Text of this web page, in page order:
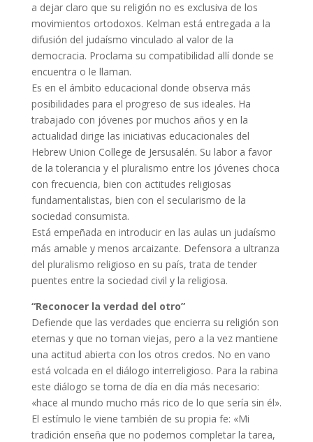
a dejar claro que su religión no es exclusiva de los
movimientos ortodoxos. Kelman está entregada a la
difusión del judaísmo vinculado al valor de la
democracia. Proclama su compatibilidad allí donde se
encuentra o le llaman.
Es en el ámbito educacional donde observa más
posibilidades para el progreso de sus ideales. Ha
trabajado con jóvenes por muchos años y en la
actualidad dirige las iniciativas educacionales del
Hebrew Union College de Jersusalén. Su labor a favor
de la tolerancia y el pluralismo entre los jóvenes choca
con frecuencia, bien con actitudes religiosas
fundamentalistas, bien con el secularismo de la
sociedad consumista.
Está empeñada en introducir en las aulas un judaísmo
más amable y menos arcaizante. Defensora a ultranza
del pluralismo religioso en su país, trata de tender
puentes entre la sociedad civil y la religiosa.
“Reconocer la verdad del otro”
Defiende que las verdades que encierra su religión son
eternas y que no tornan viejas, pero a la vez mantiene
una actitud abierta con los otros credos. No en vano
está volcada en el diálogo interreligioso. Para la rabina
este diálogo se torna de día en día más necesario:
«hace al mundo mucho más rico de lo que sería sin él».
El estímulo le viene también de su propia fe: «Mi
tradición enseña que no podemos completar la tarea,